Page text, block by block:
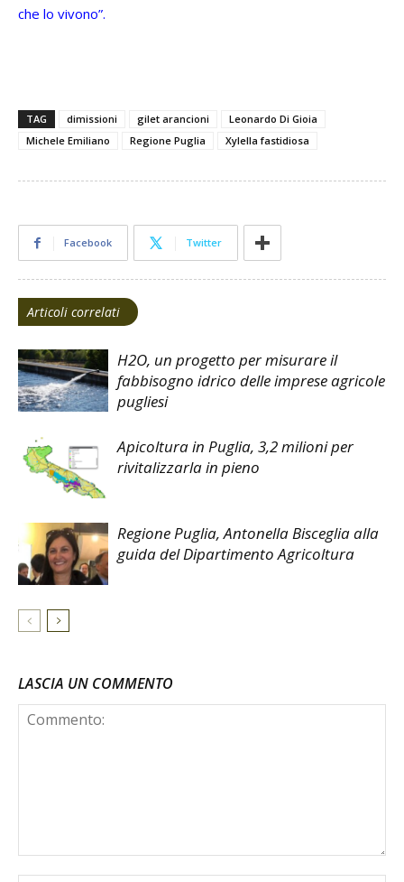
che lo vivono”.
TAG dimissioni gilet arancioni
Leonardo Di Gioia
Michele Emiliano
Regione Puglia Xylella fastidiosa
Facebook Twitter
Articoli correlati
H2O, un progetto per misurare il
fabbisogno idrico delle imprese agricole
pugliesi
Apicoltura in Puglia, 3,2 milioni per
rivitalizzarla in pieno
Regione Puglia, Antonella Bisceglia alla
guida del Dipartimento Agricoltura
LASCIA UN COMMENTO